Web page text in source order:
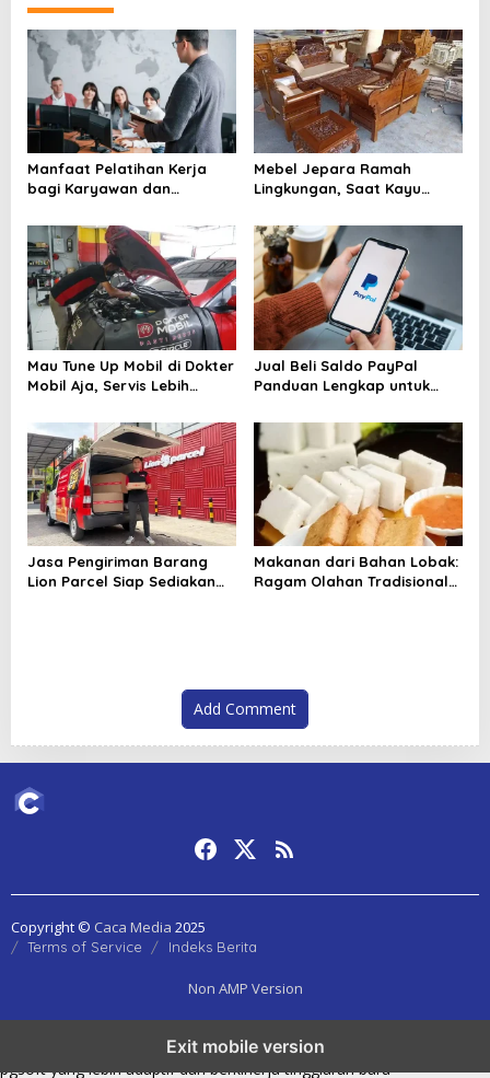
Manfaat Pelatihan Kerja
bagi Karyawan dan
Diremehkan
Mebel Jepara Ramah
Lingkungan, Saat Kayu
Wajah Industri Furnitur
Mau Tune Up Mobil di Dokter
Mobil Aja, Servis Lebih
Jual Beli Saldo PayPal
Panduan Lengkap untuk
Digital
Jasa Pengiriman Barang
Lion Parcel Siap Sediakan
Makanan dari Bahan Lobak:
Ragam Olahan Tradisional
Add Comment
Copyright © Caca Media 2025
Terms of Service Indeks Berita
Non AMP Version
Exit mobile version
menghadirkan inovasi berkualitasai digital menjadi kunci analisis data
pgsoft yang lebih adaptif dan berkinerja tinggiarah baru